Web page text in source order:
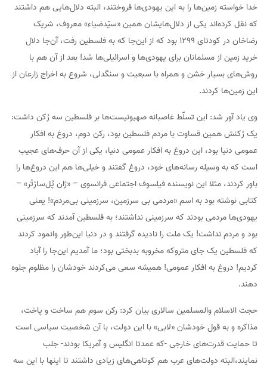
خدا خواسته زمین‌ها را به این یهودی‌ها فروختند، البته دلال‌هایی هم داشتند
که نقل کرده‌اند یکی از دلال‌هایشان همین «سیّدضیاء» معروف، شریک
رضاخان در کودتای ۱۲۹۹ بود که از این‌جا که به فلسطین رفت، آن‌جا دلال
خرید زمین از مسلمانان برای یهودی‌ها و اسرائیلی‌ها شد! بعد از آن هم با
روش‌های بسیار خشن و همراه با سبعیت و سنگدلی، شروع به اخراج زارعان از
این زمین‌ها کردند.
وی یاد آور شد: این تسلّط غاصبانه صهیونیست‌ها بر فلسطین سه رُکن داشت:
یک رُکنش همین قساوت با مردم فلسطین بود، رکن دوم، دروغ به افکار
عمومی دنیا بود، این دروغ به افکار عمومی دنیا، یکی از آن حرف‌های عجیب
است که به ‌وسیله رسانه‌های خود، دروغ گفتند و خیلی‌ها هم این دروغ‌ها را
باور کردند، مثلا این نویسنده فیلسوف اجتماعی فرانسوی – «ژان پُل‌سارْتْر» –
کتابی نوشته بود به اسم «مردمی بی سرزمین، سرزمینی بی‌مردم»! یعنی
یهودی‌ها مردمی بودند که سرزمینی نداشتند؛ به فلسطین آمدند که سرزمینی
بود و مردم نداشت! یک ملت را نادیده گرفتند و در دنیا این‌طور وانمود کردند
که فلسطین یک جای متروکه مخروبه بدبختی بود؛ ما آمدیم این‌جا را آباد
کردیم! دروغ به افکار عمومی! همیشه سعی می‌کردند خودشان را مظلوم جلوه
دهند.
حجت الاسلام والمسلمین سالاری بیان کرد: رکن سوم هم ساخت و پاخت،
مذاکره و به قول خودشان «لابی» با این دولت، با آن شخصیت سیاسی است
تا حمایت قدرت‌های خارجی -که عمدتا انگلیس و آمریکا بودند- جلب
نمایند،البته دولت‌های عرب هم کوتاهی‌های زیادی داشتند تا اینها با این سه